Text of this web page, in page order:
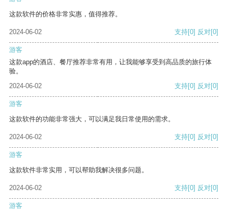
这款软件的价格非常实惠，值得推荐。
2024-06-02 支持[0] 反对[0]
游客
这款app的酒店、餐厅推荐非常有用，让我能够享受到高品质的旅行体
验。
2024-06-02
支持[0] 反对[0]
游客
这款软件的功能非常强大，可以满足我日常使用的需求。
2024-06-02 支持[0] 反对[0]
游客
这款软件非常实用，可以帮助我解决很多问题。
2024-06-02 支持[0] 反对[0]
游客